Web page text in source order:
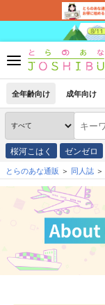
全年齢向け 成年向け
桜河こはく ゼンゼロ
とらのあな通販 同人誌